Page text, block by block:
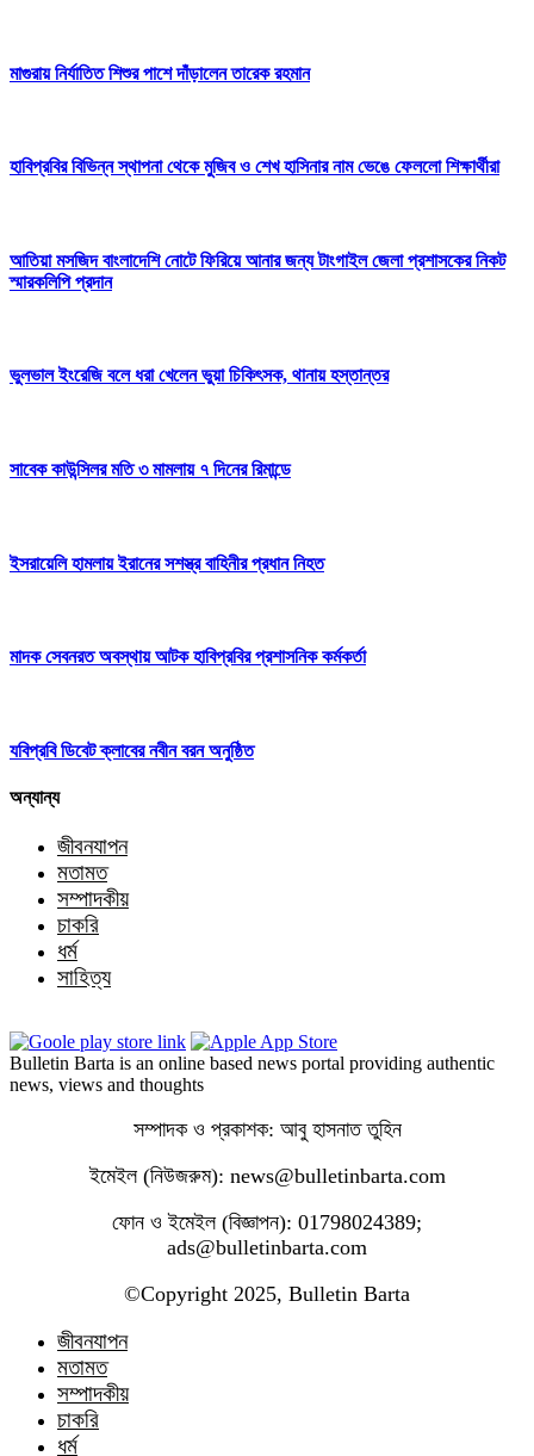
মাগুরায় নির্যাতিত শিশুর পাশে দাঁড়ালেন তারেক রহমান
হাবিপ্রবির বিভিন্ন স্থাপনা থেকে মুজিব ও শেখ হাসিনার নাম ভেঙে ফেললো শিক্ষার্থীরা
আতিয়া মসজিদ বাংলাদেশি নোটে ফিরিয়ে আনার জন্য টাংগাইল জেলা প্রশাসকের নিকট
স্মারকলিপি প্রদান
ভুলভাল ইংরেজি বলে ধরা খেলেন ভুয়া চিকিৎসক, থানায় হস্তান্তর
সাবেক কাউন্সিলর মতি ৩ মামলায় ৭ দিনের রিমান্ডে
ইসরায়েলি হামলায় ইরানের সশস্ত্র বাহিনীর প্রধান নিহত
মাদক সেবনরত অবস্থায় আটক হাবিপ্রবির প্রশাসনিক কর্মকর্তা
যবিপ্রবি ডিবেট ক্লাবের নবীন বরন অনুষ্ঠিত
অন্যান্য
জীবনযাপন
মতামত
সম্পাদকীয়
চাকরি
ধর্ম
সাহিত্য
Bulletin Barta is an online based news portal providing authentic
news, views and thoughts
সম্পাদক ও প্রকাশক: আবু হাসনাত তুহিন
ইমেইল (নিউজরুম): news@bulletinbarta.com
ফোন ও ইমেইল (বিজ্ঞাপন): 01798024389;
ads@bulletinbarta.com
©️Copyright 2025, Bulletin Barta
জীবনযাপন
মতামত
সম্পাদকীয়
চাকরি
ধর্ম